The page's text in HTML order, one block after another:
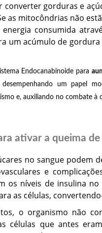
gorduras e
as mitocôndrias não
consumida
um acúmulo de gordura
Endocanabinoide para
um papel
e, auxiliando no combate à
ativar a queima
no sangue podem
e
os níveis de insulina
as células,
o organismo não
que antes